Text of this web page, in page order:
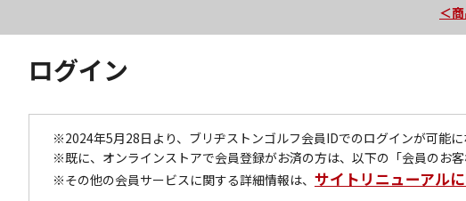
ログイン
※2024年5月28日より、ブリヂストンゴルフ会員IDでのログインが可能に
※既に、オンラインストアで会員登録がお済の方は、以下の「会員のお
※その他の会員サービスに関する詳細情報は、 サイトリニューアル